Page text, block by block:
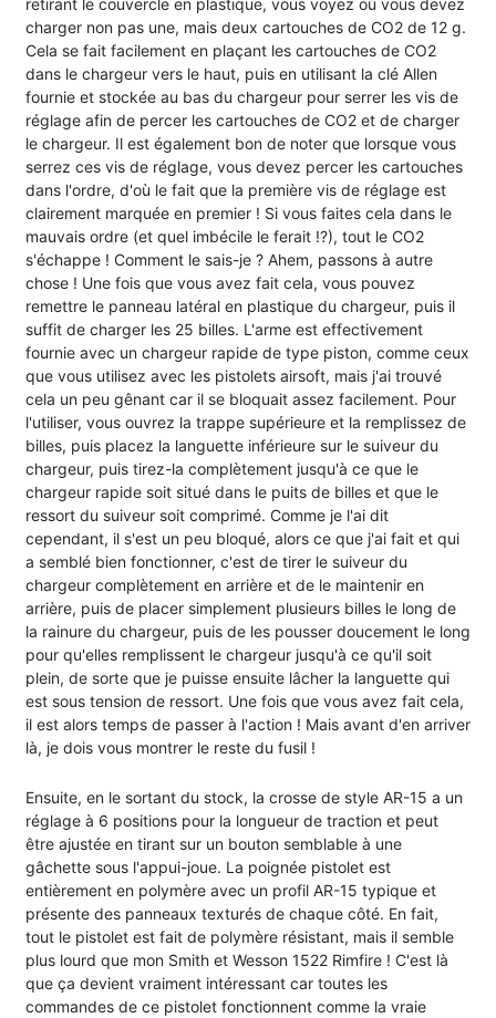
charger non pas une, mais deux cartouches de CO2 de 12 g.
Cela se fait facilement en plaçant les cartouches de CO2
dans le chargeur vers le haut, puis en utilisant la clé Allen
fournie et stockée au bas du chargeur pour serrer les vis de
réglage afin de percer les cartouches de CO2 et de charger
le chargeur. Il est également bon de noter que lorsque vous
serrez ces vis de réglage, vous devez percer les cartouches
dans l'ordre, d'où le fait que la première vis de réglage est
clairement marquée en premier ! Si vous faites cela dans le
mauvais ordre (et quel imbécile le ferait !?), tout le CO2
s'échappe ! Comment le sais-je ? Ahem, passons à autre
chose ! Une fois que vous avez fait cela, vous pouvez
remettre le panneau latéral en plastique du chargeur, puis il
suffit de charger les 25 billes. L'arme est effectivement
fournie avec un chargeur rapide de type piston, comme ceux
que vous utilisez avec les pistolets airsoft, mais j'ai trouvé
cela un peu gênant car il se bloquait assez facilement. Pour
l'utiliser, vous ouvrez la trappe supérieure et la remplissez de
billes, puis placez la languette inférieure sur le suiveur du
chargeur, puis tirez-la complètement jusqu'à ce que le
chargeur rapide soit situé dans le puits de billes et que le
ressort du suiveur soit comprimé. Comme je l'ai dit
cependant, il s'est un peu bloqué, alors ce que j'ai fait et qui
a semblé bien fonctionner, c'est de tirer le suiveur du
chargeur complètement en arrière et de le maintenir en
arrière, puis de placer simplement plusieurs billes le long de
la rainure du chargeur, puis de les pousser doucement le long
pour qu'elles remplissent le chargeur jusqu'à ce qu'il soit
plein, de sorte que je puisse ensuite lâcher la languette qui
est sous tension de ressort. Une fois que vous avez fait cela,
il est alors temps de passer à l'action ! Mais avant d'en arriver
là, je dois vous montrer le reste du fusil !
Ensuite, en le sortant du stock, la crosse de style AR-15 a un
réglage à 6 positions pour la longueur de traction et peut
être ajustée en tirant sur un bouton semblable à une
gâchette sous l'appui-joue. La poignée pistolet est
entièrement en polymère avec un profil AR-15 typique et
présente des panneaux texturés de chaque côté. En fait,
tout le pistolet est fait de polymère résistant, mais il semble
plus lourd que mon Smith et Wesson 1522 Rimfire ! C'est là
que ça devient vraiment intéressant car toutes les
commandes de ce pistolet fonctionnent comme la vraie